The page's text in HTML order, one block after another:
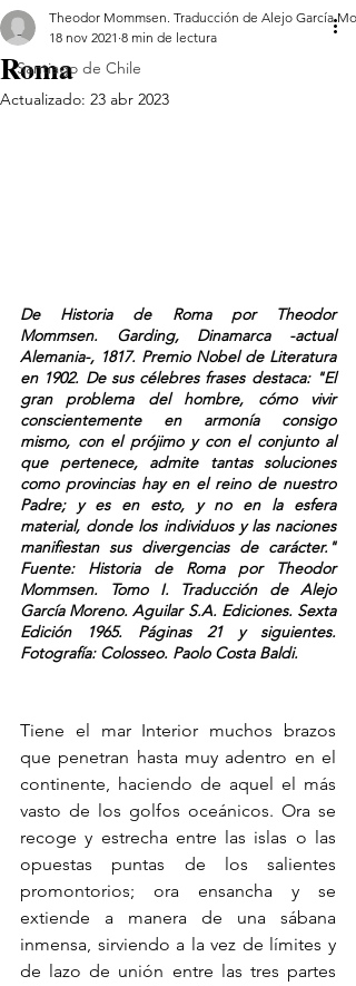
-
Santiago de Chile
Roma
Theodor Mommsen. Traducción de Alejo García
18 nov 2021 8 min de lectura
Actualizado: 23 abr 2023
De Historia de Roma por Theodor
Mommsen. Garding, Dinamarca -actual
Alemania-, 1817. Premio Nobel de Literatura
en 1902. De sus célebres frases destaca: "El
gran problema del hombre, cómo vivir
conscientemente en armonía consigo
mismo, con el prójimo y con el conjunto al
que pertenece, admite tantas soluciones
como provincias hay en el reino de nuestro
Padre; y es en esto, y no en la esfera
material, donde los individuos y las naciones
manifiestan sus divergencias de carácter."
Fuente: Historia de Roma por Theodor
Mommsen. Tomo I. Traducción de Alejo
García Moreno. Aguilar S.A. Ediciones. Sexta
Edición 1965. Páginas 21 y siguientes.
Fotografía: Colosseo. Paolo Costa Baldi.
Tiene el mar Interior muchos brazos
que penetran hasta muy adentro en el
continente, haciendo de aquel el más
vasto de los golfos oceánicos. Ora se
recoge y estrecha entre las islas o las
opuestas puntas de los salientes
promontorios; ora ensancha y se
extiende a manera de una sábana
inmensa, sirviendo a la vez de límites y
de lazo de unión entre las tres partes